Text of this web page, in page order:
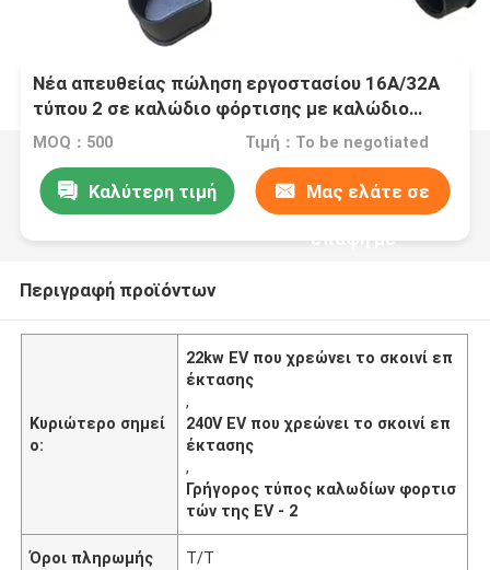
Νέα απευθείας πώληση εργοστασίου 16A/32A
τύπου 2 σε καλώδιο φόρτισης με καλώδιο
επέκτασης φόρτισης GBT EV
MOQ：500 Τιμή：To be negotiated
Καλύτερη τιμή Μας ελάτε σε
επαφή με
Περιγραφή προϊόντων
Κυριώτερο σημεί
ο:
22kw EV που χρεώνει το σκοινί επ
έκτασης
,
240V EV που χρεώνει το σκοινί επ
έκτασης
,
Γρήγορος τύπος καλωδίων φορτισ
τών της EV - 2
Όροι πληρωμής T/T